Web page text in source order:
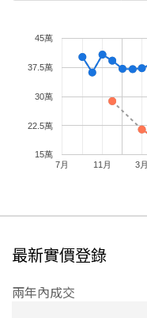
7月 11月 3月
15萬
22.5萬
30萬
37.5萬
45萬
最新實價登錄
兩年內成交